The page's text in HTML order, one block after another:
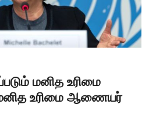
மனித உரிமை
உரிமை ஆணையர்